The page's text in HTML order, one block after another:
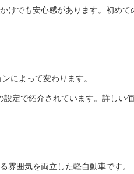
けでも安心感があります。初め
によって変わります。
定で紹介されています。詳しい
雰囲気を両立した軽自動車です。